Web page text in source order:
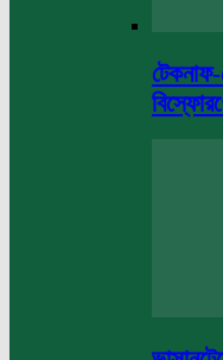
টেকনাফ-